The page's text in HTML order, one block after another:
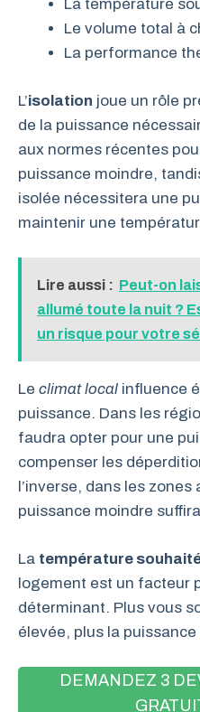
La température
Le volume total à
La performance
L’isolation joue un rôle
de la puissance
aux normes récentes
puissance moindre,
isolée nécessitera une
maintenir une
Lire aussi : Peut-on
allumé toute la nuit ?
un risque pour votre
Le climat local influence
puissance. Dans les
faudra opter pour une
compenser les
l’inverse, dans les zones
puissance moindre
La température
logement est un facteur
déterminant. Plus vous
élevée, plus la
DEMANDEZ 3